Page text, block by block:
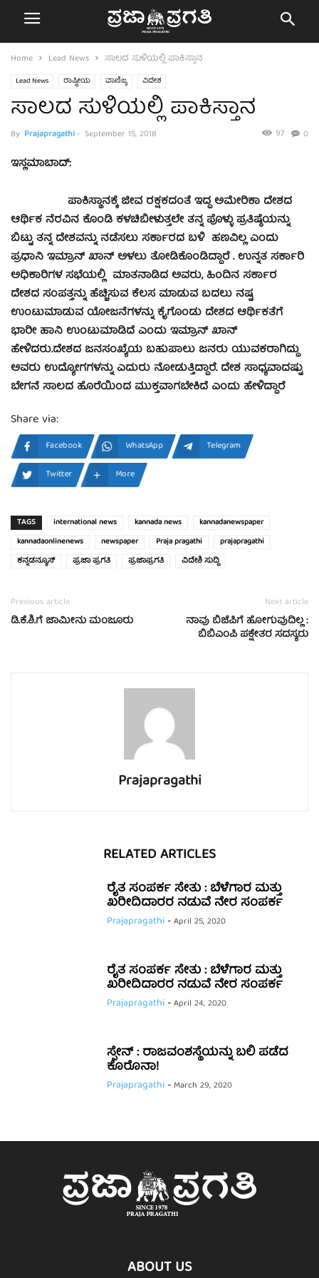
Home Lead News ಸಾಲದ ಸುಳಿಯಲ್ಲಿ ಪಾಕಿಸ್ತಾನ
Lead News ರಾಷ್ಟ್ರೀಯ ವಾಣಿಜ್ಯ ವಿದೇಶ
ಸಾಲದ ಸುಳಿಯಲ್ಲಿ ಪಾಕಿಸ್ತಾನ
By Prajapragathi- September 15, 2018 0
97
ಇಸ್ಲಮಾಬಾದ್:
ಪಾಕಿಸ್ಥಾನಕ್ಕೆ ಜೀವ ರಕ್ಷಕದಂತೆ ಇದ್ದ ಅಮೇರಿಕಾ ದೇಶದ
ಆರ್ಥಿಕ ನೆರವಿನ ಕೊಂಡಿ ಕಳಚಿಬೀಳುತ್ತಲೇ ತನ್ನ ಪೊಳ್ಳು ಪ್ರತಿಷ್ಠೆಯನ್ನು
ಬಿಟ್ಟು ತನ್ನ ದೇಶವನ್ನು ನಡೆಸಲು ಸರ್ಕಾರದ ಬಳಿ ಹಣವಿಲ್ಲ ಎಂದು
ಪ್ರಧಾನಿ ಇಮ್ರಾನ್‌ ಖಾನ್‌ ಅಳಲು ತೋಡಿಕೊಂಡಿದ್ದಾರೆ . ಉನ್ನತ ಸರ್ಕಾರಿ
ಅಧಿಕಾರಿಗಳ ಸಭೆಯಲ್ಲಿ ಮಾತನಾಡಿದ ಅವರು, ಹಿಂದಿನ ಸರ್ಕಾರ
ದೇಶದ ಸಂಪತ್ತನ್ನು ಹೆಚ್ಚಿಸುವ ಕೆಲಸ ಮಾಡುವ ಬದಲು ನಷ್ಟ
ಉಂಟುಮಾಡುವ ಯೋಜನೆಗಳನ್ನು ಕೈಗೊಂಡು ದೇಶದ ಆರ್ಥಿಕತೆಗೆ
ಭಾರೀ ಹಾನಿ ಉಂಟುಮಾಡಿದೆ ಎಂದು ಇಮ್ರಾನ್‌ ಖಾನ್‌
ಹೇಳಿದರು.ದೇಶದ ಜನಸಂಖ್ಯೆಯ ಬಹುಪಾಲು ಜನರು ಯುವಕರಾಗಿದ್ದು
ಅವರು ಉದ್ಯೋಗಗಳನ್ನು ಎದುರು ನೋಡುತ್ತಿದ್ದಾರೆ. ದೇಶ ಸಾಧ್ಯವಾದಷ್ಟು
ಬೇಗನೆ ಸಾಲದ ಹೊರೆಯಿಂದ ಮುಕ್ತವಾಗಬೇಕಿದೆ ಎಂದು ಹೇಳಿದ್ದಾರೆ
Share via:
Facebook WhatsApp
Telegram
Twitter
More
TAGS international news kannada news
kannadanewspaper
kannadaonlinenews
newspaper Praja pragathi
prajapragathi
ಕನ್ನಡನ್ಯೂಸ್
ಪ್ರಜಾ ಪ್ರಗತಿ ಪ್ರಜಾಪ್ರಗತಿ ವಿದೇಶಿ ಸುದ್ಧಿ
Previous article
ಡಿ.ಕೆ.ಶಿ.ಗೆ ಜಾಮೀನು ಮಂಜೂರು
Next article
ನಾವು ಬಿಜೆಪಿಗೆ ಹೋಗುವುದಿಲ್ಲ :
ಬಿಬಿಎಂಪಿ ಪಕ್ಷೇತರ ಸದಸ್ಯರು
Prajapragathi
RELATED ARTICLES
ರೈತ ಸಂಪರ್ಕ ಸೇತು : ಬೆಳೆಗಾರ ಮತ್ತು
ಖರೀದಿದಾರರ ನಡುವೆ ನೇರ ಸಂಪರ್ಕ
Prajapragathi-April 25, 2020
ರೈತ ಸಂಪರ್ಕ ಸೇತು : ಬೆಳೆಗಾರ ಮತ್ತು
ಖರೀದಿದಾರರ ನಡುವೆ ನೇರ ಸಂಪರ್ಕ
Prajapragathi-April 24, 2020
ಸ್ಪೇನ್​ : ರಾಜವಂಶಸ್ಥೆಯನ್ನು ಬಲಿ ಪಡೆದ
ಕೊರೊನಾ!
Prajapragathi- March 29, 2020
ABOUT US